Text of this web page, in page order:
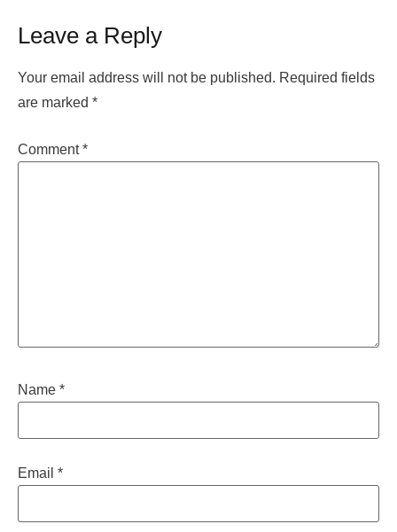
Leave a Reply
Your email address will not be published. Required fields
are marked *
Comment*
Name *
Email *